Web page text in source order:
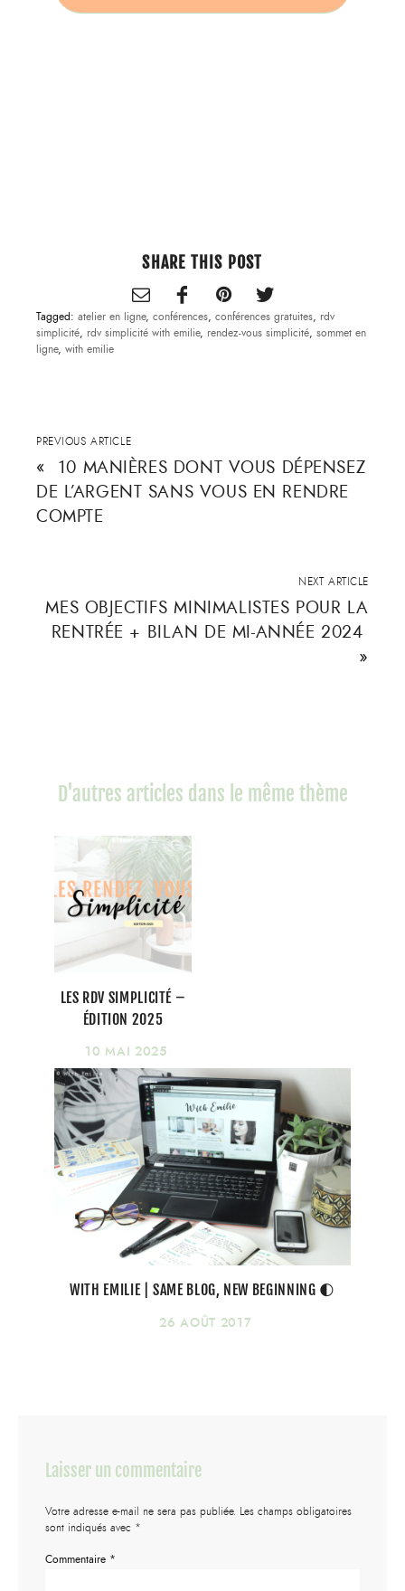
SHARE THIS POST
Tagged: atelier en ligne, conférences, conférences gratuites, rdv
simplicité, rdv simplicité with emilie, rendez-vous simplicité, sommet en
ligne, with emilie
PREVIOUS ARTICLE
« 10 MANIÈRES DONT VOUS DÉPENSEZ
DE L’ARGENT SANS VOUS EN RENDRE
COMPTE
NEXT ARTICLE
MES OBJECTIFS MINIMALISTES POUR LA
RENTRÉE + BILAN DE MI-ANNÉE 2024
»
D'autres articles dans le même thème
LES RDV SIMPLICITÉ –
ÉDITION 2025
10 MAI 2025
WITH EMILIE | SAME BLOG, NEW BEGINNING 🌓
26 AOÛT 2017
Laisser un commentaire
Votre adresse e-mail ne sera pas publiée. Les champs obligatoires
sont indiqués avec *
Commentaire *